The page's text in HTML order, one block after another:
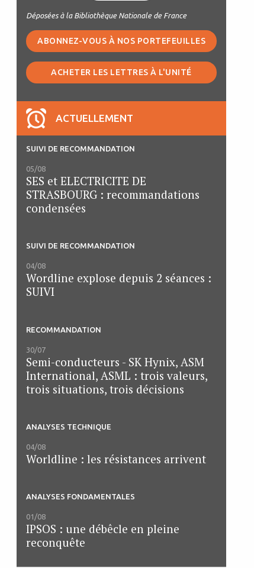
Déposées à la Bibliothèque Nationale de France
ABONNEZ-VOUS À NOS PORTEFEUILLES
ACHETER LES LETTRES À L'UNITÉ
ACTUELLEMENT
SUIVI DE RECOMMANDATION
05/08
SES et ELECTRICITE DE
STRASBOURG : recommandations
condensées
SUIVI DE RECOMMANDATION
04/08
Wordline explose depuis 2 séances :
SUIVI
RECOMMANDATION
30/07
Semi-conducteurs - SK Hynix, ASM
International, ASML : trois valeurs,
trois situations, trois décisions
ANALYSES TECHNIQUE
04/08
Worldline : les résistances arrivent
ANALYSES FONDAMENTALES
01/08
IPSOS : une débêcle en pleine
reconquête